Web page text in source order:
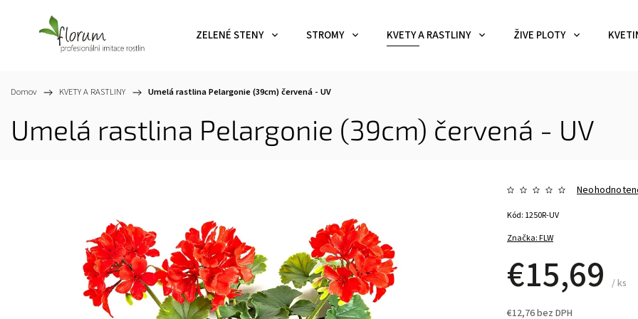
ZELENÉ STENY STROMY KVETY A RASTLINY ŽIVE PLOTY
Domov / KVETY A RASTLINY / Umelá rastlina Pelargonie (39cm) červená - UV
Umelá rastlina Pelargonie (39cm) červená - UV
Značka:FLW
€15,69/ ks
€12,76 bez DPH
Kód: 1250R-UV